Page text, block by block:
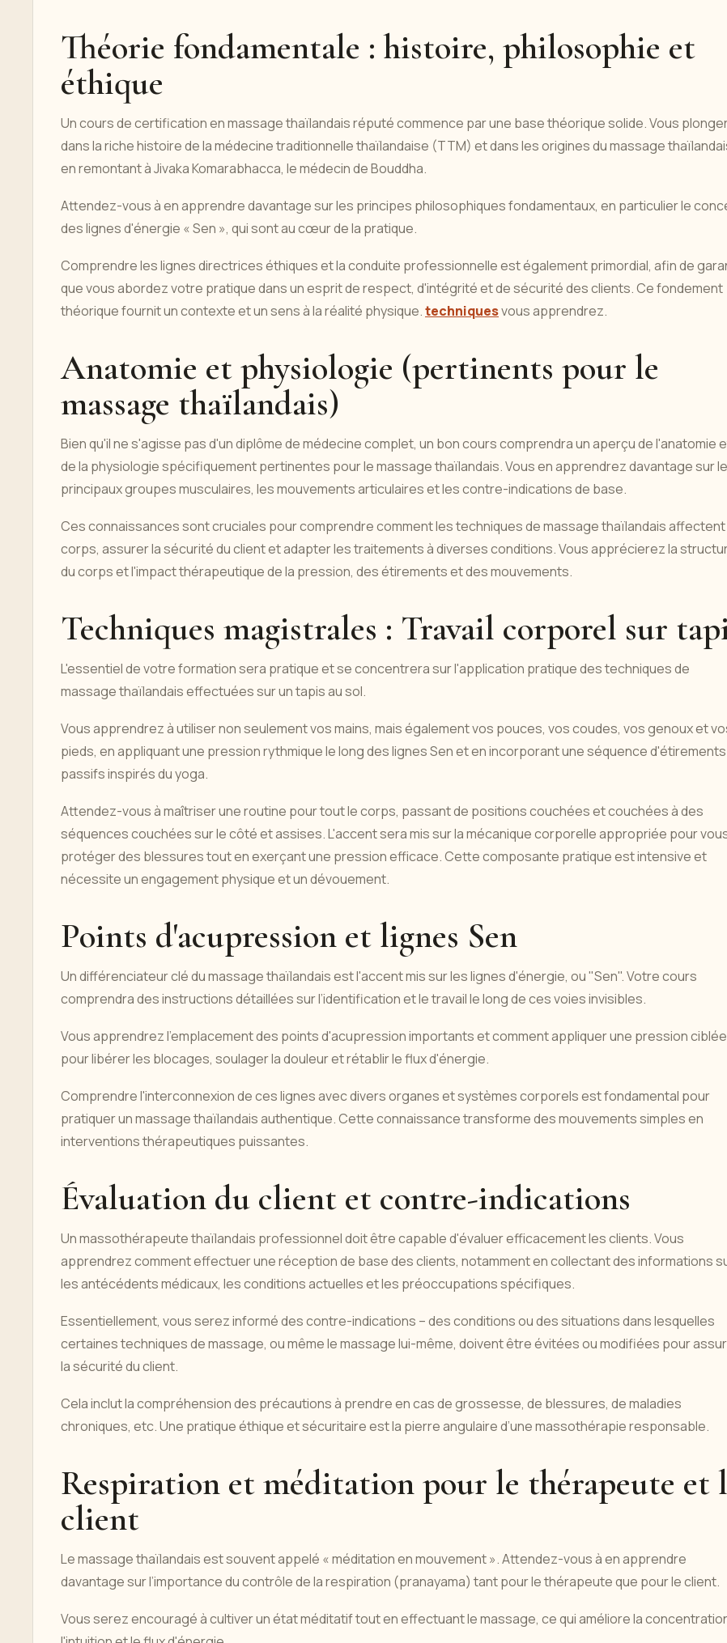
Théorie fondamentale : histoire, philosophie et
éthique
Un cours de certification en massage thaïlandais réputé commence par une base théorique solide. Vous
dans la riche histoire de la médecine traditionnelle thaïlandaise (TTM) et dans les origines du massage
en remontant à Jivaka Komarabhacca, le médecin de Bouddha.
Attendez-vous à en apprendre davantage sur les principes philosophiques fondamentaux, en particulier le
des lignes d'énergie « Sen », qui sont au cœur de la pratique.
Comprendre les lignes directrices éthiques et la conduite professionnelle est également primordial, afin de
que vous abordez votre pratique dans un esprit de respect, d'intégrité et de sécurité des clients. Ce fondement
théorique fournit un contexte et un sens à la réalité physique.techniquesvous apprendrez.
Anatomie et physiologie (pertinents pour le
massage thaïlandais)
Bien qu'il ne s'agisse pas d'un diplôme de médecine complet, un bon cours comprendra un aperçu de l'anatomie
de la physiologie spécifiquement pertinentes pour le massage thaïlandais. Vous en apprendrez davantage sur
principaux groupes musculaires, les mouvements articulaires et les contre-indications de base.
Ces connaissances sont cruciales pour comprendre comment les techniques de massage thaïlandais affectent
corps, assurer la sécurité du client et adapter les traitements à diverses conditions. Vous apprécierez la
du corps et l'impact thérapeutique de la pression, des étirements et des mouvements.
Techniques magistrales : Travail corporel sur
L'essentiel de votre formation sera pratique et se concentrera sur l'application pratique des techniques de
massage thaïlandais effectuées sur un tapis au sol.
Vous apprendrez à utiliser non seulement vos mains, mais également vos pouces, vos coudes, vos genoux et
pieds, en appliquant une pression rythmique le long des lignes Sen et en incorporant une séquence d'étirements
passifs inspirés du yoga.
Attendez-vous à maîtriser une routine pour tout le corps, passant de positions couchées et couchées à des
séquences couchées sur le côté et assises. L'accent sera mis sur la mécanique corporelle appropriée pour
protéger des blessures tout en exerçant une pression efficace. Cette composante pratique est intensive et
nécessite un engagement physique et un dévouement.
Points d'acupression et lignes Sen
Un différenciateur clé du massage thaïlandais est l'accent mis sur les lignes d'énergie, ou "Sen". Votre cours
comprendra des instructions détaillées sur l’identification et le travail le long de ces voies invisibles.
Vous apprendrez l'emplacement des points d'acupression importants et comment appliquer une pression ciblée
pour libérer les blocages, soulager la douleur et rétablir le flux d'énergie.
Comprendre l'interconnexion de ces lignes avec divers organes et systèmes corporels est fondamental pour
pratiquer un massage thaïlandais authentique. Cette connaissance transforme des mouvements simples en
interventions thérapeutiques puissantes.
Évaluation du client et contre-indications
Un massothérapeute thaïlandais professionnel doit être capable d'évaluer efficacement les clients. Vous
apprendrez comment effectuer une réception de base des clients, notamment en collectant des informations
les antécédents médicaux, les conditions actuelles et les préoccupations spécifiques.
Essentiellement, vous serez informé des contre-indications – des conditions ou des situations dans lesquelles
certaines techniques de massage, ou même le massage lui-même, doivent être évitées ou modifiées pour
la sécurité du client.
Cela inclut la compréhension des précautions à prendre en cas de grossesse, de blessures, de maladies
chroniques, etc. Une pratique éthique et sécuritaire est la pierre angulaire d’une massothérapie responsable.
Respiration et méditation pour le thérapeute et
client
Le massage thaïlandais est souvent appelé « méditation en mouvement ». Attendez-vous à en apprendre
davantage sur l’importance du contrôle de la respiration (pranayama) tant pour le thérapeute que pour le client.
Vous serez encouragé à cultiver un état méditatif tout en effectuant le massage, ce qui améliore la